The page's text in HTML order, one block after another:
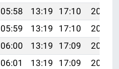
05:58 13:19 17:10
20:29
05:59 13:19 17:10
20:28
06:00 13:19 17:09
20:28
06:01 13:19 17:09
20:27